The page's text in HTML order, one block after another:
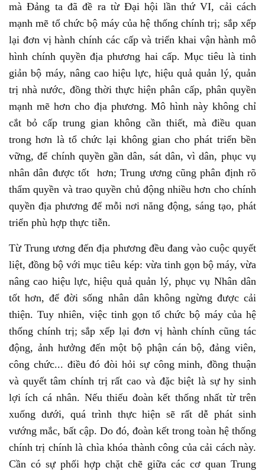
mà Đảng ta đã đề ra từ Đại hội lần thứ VI, cải cách
mạnh mẽ tổ chức bộ máy của hệ thống chính trị; sắp xếp
lại đơn vị hành chính các cấp và triển khai vận hành mô
hình chính quyền địa phương hai cấp. Mục tiêu là tinh
giản bộ máy, nâng cao hiệu lực, hiệu quả quản lý, quản
trị nhà nước, đồng thời thực hiện phân cấp, phân quyền
mạnh mẽ hơn cho địa phương. Mô hình này không chỉ
cắt bỏ cấp trung gian không cần thiết, mà điều quan
trong hơn là tổ chức lại không gian cho phát triển bền
vững, để chính quyền gần dân, sát dân, vì dân, phục vụ
nhân dân được tốt hơn; Trung ương cũng phân định rõ
thẩm quyền và trao quyền chủ động nhiều hơn cho chính
quyền địa phương để mỗi nơi năng động, sáng tạo, phát
triển phù hợp thực tiễn.
Từ Trung ương đến địa phương đều đang vào cuộc quyết
liệt, đồng bộ với mục tiêu kép: vừa tinh gọn bộ máy, vừa
nâng cao hiệu lực, hiệu quả quản lý, phục vụ Nhân dân
tốt hơn, để đời sống nhân dân không ngừng được cải
thiện. Tuy nhiên, việc tinh gọn tổ chức bộ máy của hệ
thống chính trị; sắp xếp lại đơn vị hành chính cũng tác
động, ảnh hưởng đến một bộ phận cán bộ, đảng viên,
công chức... điều đó đòi hỏi sự công minh, đồng thuận
và quyết tâm chính trị rất cao và đặc biệt là sự hy sinh
lợi ích cá nhân. Nếu thiếu đoàn kết thống nhất từ trên
xuống dưới, quá trình thực hiện sẽ rất dễ phát sinh
vướng mắc, bất cập. Do đó, đoàn kết trong toàn hệ thống
chính trị chính là chìa khóa thành công của cải cách này.
Cần có sự phối hợp chặt chẽ giữa các cơ quan Trung